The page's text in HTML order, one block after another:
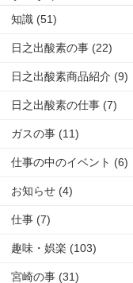
知識 (51)
日之出酸素の事 (22)
日之出酸素商品紹介 (9)
日之出酸素の仕事 (7)
ガスの事 (11)
仕事の中のイベント (6)
お知らせ (4)
仕事 (7)
趣味・娯楽 (103)
宮崎の事 (31)